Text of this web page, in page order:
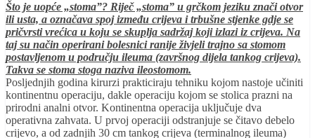
Što je uopće „stoma”? Riječ „stoma” u grčkom jeziku znači otvor
ili usta, a označava spoj između crijeva i trbušne stjenke gdje se
pričvrsti vrećica u koju se skuplja sadržaj koji izlazi iz crijeva. Na
taj su način operirani bolesnici ranije živjeli trajno sa stomom
postavljenom u području ileuma (završnog dijela tankog crijeva).
Takva se stoma stoga naziva ileostomom.
Posljednjih godina kirurzi prakticiraju tehniku kojom nastoje učiniti
kontinentnu operaciju, dakle operaciju kojom se stolica prazni na
prirodni analni otvor. Kontinentna operacija uključuje dva
operativna zahvata. U prvoj operaciji odstranjuje se čitavo debelo
crijevo, a od zadnjih 30 cm tankog crijeva (terminalnog ileuma)